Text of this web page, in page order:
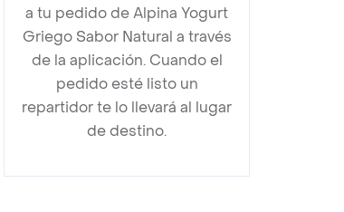
a tu pedido de Alpina Yogurt
Griego Sabor Natural a través
de la aplicación. Cuando el
pedido esté listo un
repartidor te lo llevará al lugar
de destino.